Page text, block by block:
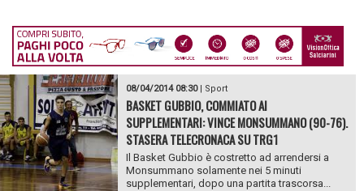
08/04/2014 08:30| Sport
BASKET GUBBIO, COMMIATO AI
SUPPLEMENTARI: VINCE MONSUMMANO (90-76).
STASERA TELECRONACA SU TRG1
Il Basket Gubbio è costretto ad arrendersi a
Monsummano solamente nei 5 minuti
supplementari, dopo una partita trascorsa...